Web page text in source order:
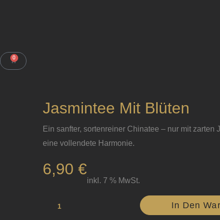
0WARENKORB
Jasmintee Mit Blüten
Ein sanfter, sortenreiner Chinatee – nur mit zarten
eine vollendete Harmonie.
6,90 €
inkl. 7 % MwSt.
Jasmintee
In Den